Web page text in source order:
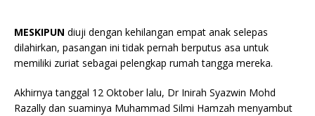
MESKIPUN diuji dengan kehilangan empat anak selepas
dilahirkan, pasangan ini tidak pernah berputus asa untuk
memiliki zuriat sebagai pelengkap rumah tangga mereka.
Akhirnya tanggal 12 Oktober lalu, Dr Inirah Syazwin Mohd
Razally dan suaminya Muhammad Silmi Hamzah menyambut